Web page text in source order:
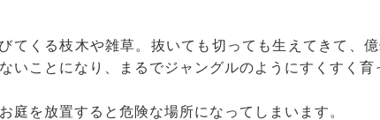
てくる枝木や雑草。抜いても切っても生えてきて、
いことになり、まるでジャングルのようにすくすく育
庭を放置すると危険な場所になってしまいます。